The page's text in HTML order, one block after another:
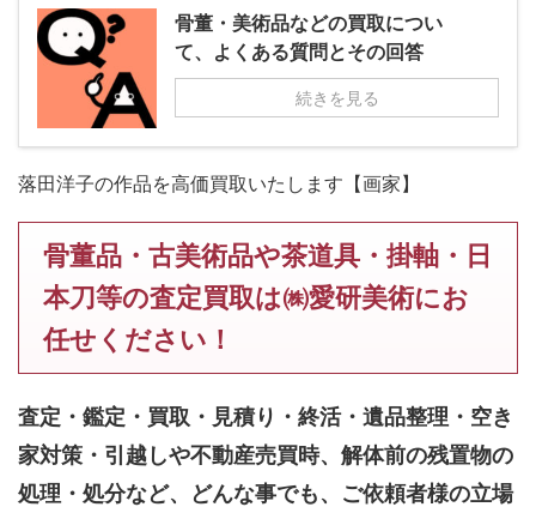
骨董・美術品などの買取につい
て、よくある質問とその回答
続きを見る
落田洋子の作品を高価買取いたします【画家】
骨董品・古美術品や茶道具・掛軸・日
本刀等の査定買取は㈱愛研美術にお
任せください！
査定・鑑定・買取・見積り・終活・遺品整理・空き
家対策・引越しや不動産売買時、解体前の残置物の
処理・処分など、どんな事でも、 ご依頼者様の立場